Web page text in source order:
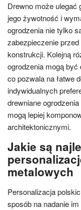
Drewno może ulegać
jego żywotność i
ogrodzenia nie tylko
zabezpieczenie
konstrukcji. Kolejną
ogrodzenia mogą
co pozwala na łatwe
indywidualnych
drewniane
mogą lepiej
architektonicznymi.
Jakie są
metalowych
Personalizacja
sposób na nadanie